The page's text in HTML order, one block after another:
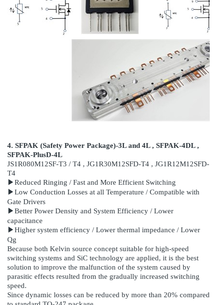
4. SFPAK (Safety Power Package)-3L and 4L , SFPAK-4DL ,
SFPAK-PlusD-4L
JS1R080M12SF-T3 / T4 , JG1R30M12SFD-T4 , JG1R12M12SFD-
T4
▶Reduced Ringing / Fast and More Efficient Switching
▶Low Conduction Losses at all Temperature / Compatible with
Gate Drivers
▶Better Power Density and System Efficiency / Lower
capacitance
▶Higher system efficiency / Lower thermal impedance / Lower
Qg
Because both Kelvin source concept suitable for high-speed
switching systems and SiC technology are applied, it is the best
solution to improve the malfunction of the system caused by
parasitic effects resulted from the gradually increased switching
speed.
Since dynamic losses can be reduced by more than 20% compared